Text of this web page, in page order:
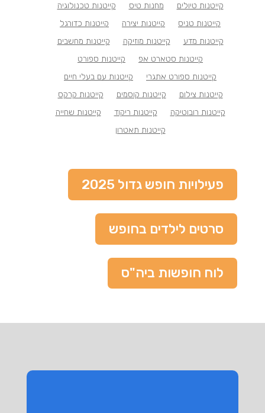
קייטנות טיולים
מחנות טיס
קייטנות טכנולוגיה
קייטנות טניס
קייטנות יצירה
קייטנות כדורגל
קייטנות מדע
קייטנות מוזיקה
קייטנות מחשבים
קייטנות סטארט אפ
קייטנות ספורט
קייטנות ספורט אתגרי
קייטנות עם בעלי חיים
קייטנות צילום
קייטנות קוסמים
קייטנות קרקס
קייטנות רובוטיקה
קייטנות ריקוד
קייטנות שחייה
קייטנות תאטרון
פעילויות חופש גדול 2025
סרטים לילדים בחופש
לוח חופשות ביה"ס